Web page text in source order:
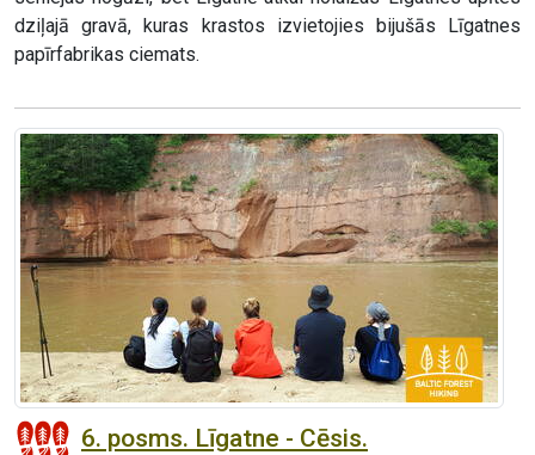
dziļajā gravā, kuras krastos izvietojies bijušās Līgatnes
papīrfabrikas ciemats.
6. posms. Līgatne - Cēsis.